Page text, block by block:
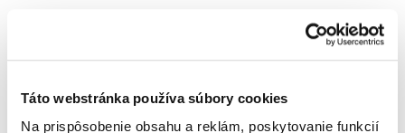
Táto webstránka používa súbory cookies
Na prispôsobenie obsahu a reklám, poskytovanie funkcií
Jednorazové plienky Pampers Active Baby s absorpčnou
vrstvou Sleep pre deti s hmotnosťou 6 až 10 kg. Dvojitá
absorpčná vrstva Extra Dry poskytuje až 12 hodín nerušeného
spánku. Pružné boky sa roztiahnu až o 8 cm a prispôsobujú
Zloženie: Petrolatum, Stearyl Alcohol, Paraffinum Liquidum,
Aloe Barbadensis Leaf Extract.